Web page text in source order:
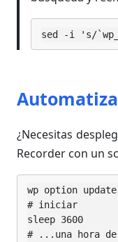
sed -i 's/
¿Necesitas
Recorder con un
wp option
# iniciar
sleep 3600
# ...una hora